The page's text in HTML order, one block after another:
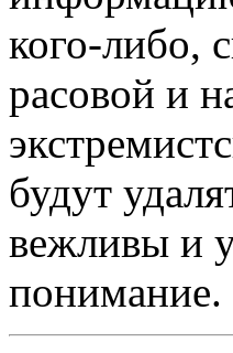
кого-либо,
расовой и
будут
вежливы и
понимание.